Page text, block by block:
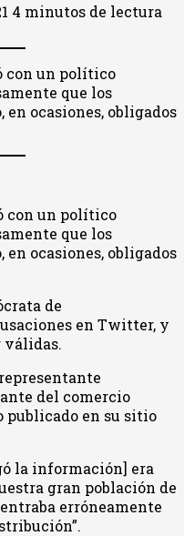
4 minutos de lectura
con un político
que los
ocasiones, obligados
con un político
que los
ocasiones, obligados
de
en Twitter, y
válidas.
del comercio
publicado en su sitio
la información] era
gran población de
erróneamente